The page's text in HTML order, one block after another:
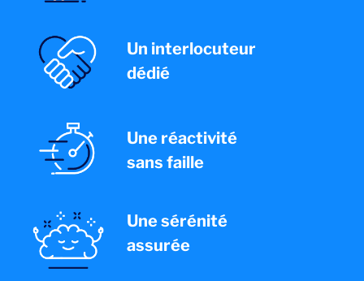
Un interlocuteur
dédié
Une réactivité
sans faille
Une sérénité
assurée